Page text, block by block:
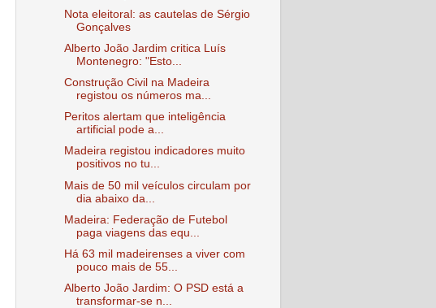
Nota eleitoral: as cautelas de Sérgio
Gonçalves
Alberto João Jardim critica Luís
Montenegro: "Esto...
Construção Civil na Madeira
registou os números ma...
Peritos alertam que inteligência
artificial pode a...
Madeira registou indicadores muito
positivos no tu...
Mais de 50 mil veículos circulam por
dia abaixo da...
Madeira: Federação de Futebol
paga viagens das equ...
Há 63 mil madeirenses a viver com
pouco mais de 55...
Alberto João Jardim: O PSD está a
transformar-se n...